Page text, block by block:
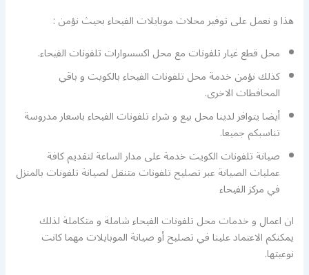
هذا و نعمل على توفير محلات موبايلات الفيحاء بحيث نؤمن :
محل قطع غيار تلفونات مع محل اكسسوارات تلفونات الفيحاء.
كذلك نؤمن خدمة محل تلفونات الفيحاء بالكويت و باقي
المحافطات الاخرى.
أيضا يتوافر لدينا محل بيع و شراء تلفونات الفيحاء باسعار مدروسة
تناسبكم جميعا.
صيانة تلفونات الكويت خدمة على مدار الساعة لتقديم كافة
عمليات الصيانة عبر تصليح تلفونات متنقل لصيانة تلفونات بالمنزل
في مركز الفيحاء
ان اعمال و خدمات محل تلفونات الفيحاء شاملة و متكاملة لذلك
يمكنكم الاعتماد علينا في تصليح أو صيانة الموبايلات مهما كانت
نوعيتها.